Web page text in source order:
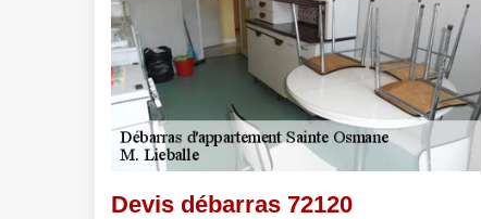
Devis débarras 72120